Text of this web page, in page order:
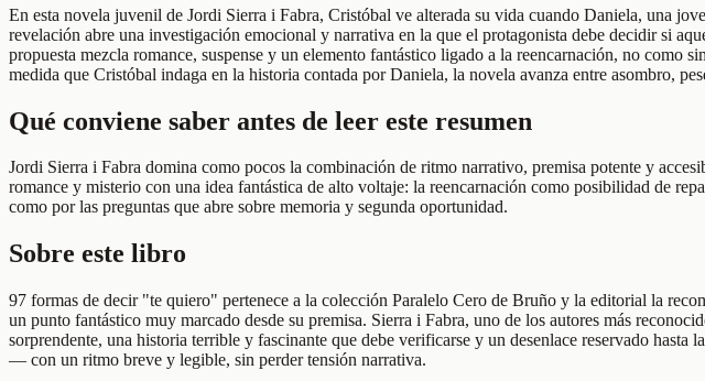
En esta novela juvenil de Jordi Sierra i Fabra, Cristóbal ve alterada su vida cuando Daniela, una
revelación abre una investigación emocional y narrativa en la que el protagonista debe decidir si
propuesta mezcla romance, suspense y un elemento fantástico ligado a la reencarnación, no
medida que Cristóbal indaga en la historia contada por Daniela, la novela avanza entre asombro,
Qué conviene saber antes de leer este resumen
Jordi Sierra i Fabra domina como pocos la combinación de ritmo narrativo, premisa potente y
romance y misterio con una idea fantástica de alto voltaje: la reencarnación como posibilidad de
como por las preguntas que abre sobre memoria y segunda oportunidad.
Sobre este libro
97 formas de decir "te quiero" pertenece a la colección Paralelo Cero de Bruño y la editorial la
un punto fantástico muy marcado desde su premisa. Sierra i Fabra, uno de los autores más
sorprendente, una historia terrible y fascinante que debe verificarse y un desenlace reservado
— con un ritmo breve y legible, sin perder tensión narrativa.